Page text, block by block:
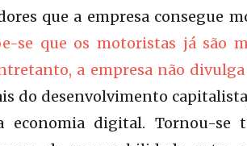
que a empresa consegue
se que os motoristas já são
a empresa não divulga
do desenvolvimento
economia digital. Tornou-se